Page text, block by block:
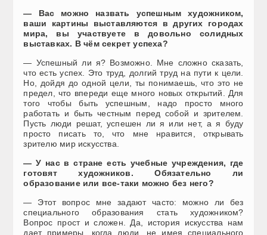
— Вас можно назвать успешным художником,
ваши картины выставляются в других городах
мира, вы участвуете в довольно солидных
выставках. В чём секрет успеха?
— Успешный ли я? Возможно. Мне сложно сказать,
что есть успех. Это труд, долгий труд на пути к цели.
Но, дойдя до одной цели, ты понимаешь, что это не
предел, что впереди еще много новых открытий. Для
того чтобы быть успешным, надо просто много
работать и быть честным перед собой и зрителем.
Пусть люди решат, успешен ли я или нет, а я буду
просто писать то, что мне нравится, открывать
зрителю мир искусства.
— У нас в стране есть учебные учреждения, где
готовят художников. Обязательно ли
образование или все-таки можно без него?
— Этот вопрос мне задают часто: можно ли без
специального образования стать художником?
Вопрос прост и сложен. Да, история искусства нам
дает примеры, когда люди, не имея специального